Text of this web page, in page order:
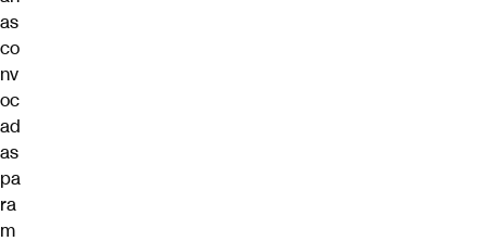
as
co
nv
oc
ad
as
pa
ra
m